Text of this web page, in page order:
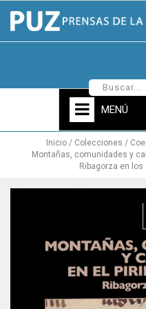
MENÚ
Inicio Colecciones
Montañas, comunidades y
Ribagorza en los